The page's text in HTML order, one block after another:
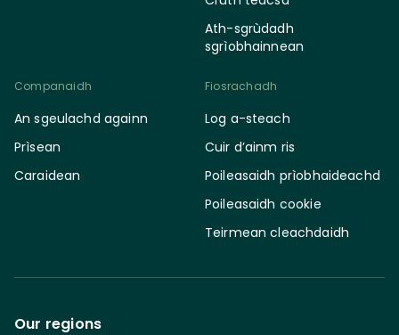
Ath-sgrùdadh
sgrìobhainnean
Companaidh
An sgeulachd againn
Prìsean
Caraidean
Fiosrachadh
Log a-steach
Cuir d’ainm ris
Poileasaidh prìobhaideachd
Poileasaidh cookie
Teirmean cleachdaidh
Our regions